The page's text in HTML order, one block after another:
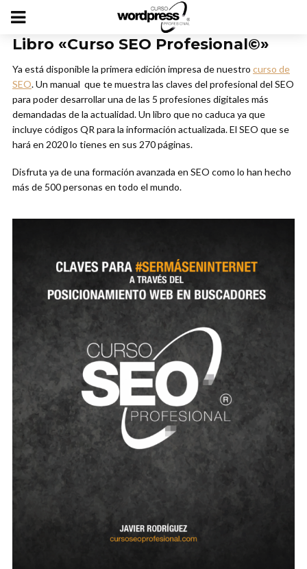
Libro «Curso SEO Profesional©»
Ya está disponible la primera edición impresa de nuestro curso de
SEO. Un manual que te muestra las claves del profesional del SEO
para poder desarrollar una de las 5 profesiones digitales más
demandadas de la actualidad. Un libro que no caduca ya que
incluye códigos QR para la información actualizada. El SEO que se
hará en 2020 lo tienes en sus 270 páginas.
Disfruta ya de una formación avanzada en SEO como lo han hecho
más de 500 personas en todo el mundo.